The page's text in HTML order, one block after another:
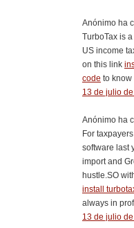
Anónimo ha
TurboTax is
US income
on this link
code to know
13 de julio
Anónimo ha
For
software last
import and
hustle.SO
install
always in
13 de julio